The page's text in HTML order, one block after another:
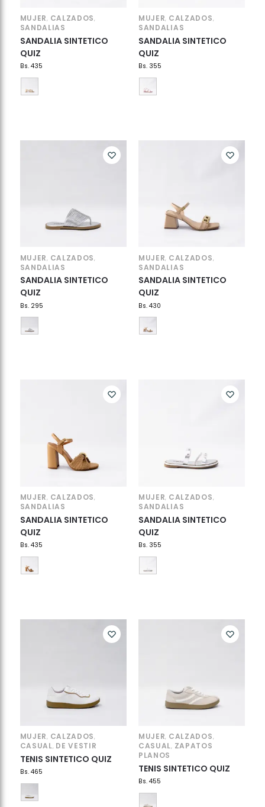
MUJER, CALZADOS,
SANDALIAS
SANDALIA SINTETICO
QUIZ
Bs.435
MUJER, CALZADOS,
SANDALIAS
SANDALIA SINTETICO
QUIZ
Bs.355
MUJER, CALZADOS,
SANDALIAS
SANDALIA SINTETICO
QUIZ
Bs.295
MUJER, CALZADOS,
SANDALIAS
SANDALIA SINTETICO
QUIZ
Bs.430
MUJER, CALZADOS,
SANDALIAS
SANDALIA SINTETICO
QUIZ
Bs.435
MUJER, CALZADOS,
SANDALIAS
SANDALIA SINTETICO
QUIZ
Bs.355
MUJER, CALZADOS,
CASUAL, DE VESTIR
TENIS SINTETICO QUIZ
Bs.465
MUJER, CALZADOS,
CASUAL, ZAPATOS
PLANOS
TENIS SINTETICO QUIZ
Bs.455